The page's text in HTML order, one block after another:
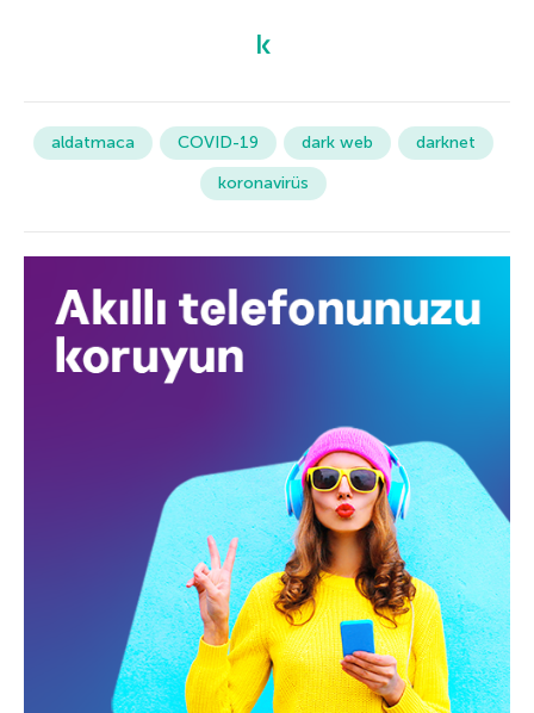
aldatmaca COVID-19 dark web
darknet
koronavirüs